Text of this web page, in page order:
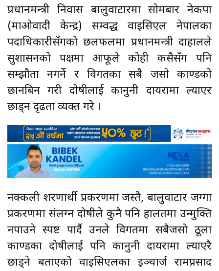
प्रधानमन्त्री निवास बालुवाटारमा सोमबार नेकपा
(माओवादी केन्द्र) सम्वद्ध वाइसिएल नेपालका
पदाधिकारीसँगको छलफलमा प्रधानमन्त्री दाहालले
सुशासनको पक्षमा आफूले कोही कसैसँग पनि
सम्झौता नगर्ने र विगतका सबै जसो काण्डको
छानबिन गरी दोषीलाई कानुनी दायरामा ल्याएर
छाड्न दृढता व्यक्त गरे ।
नक्कली शरणार्थी प्रकरणमा जस्तै, बालुवाटार जग्गा
प्रकरणमा संलग्न दोषीले कुनै पनि हालतमा उन्मुक्ति
नपाउने स्पष्ट पार्दै उनले विगतमा सबैजसो ठूला
काण्डका दोषीलाई पनि कानुनी दायरामा ल्याएरै
छाड्ने बताएको वाइसिएलका इञ्चार्ज रामप्रसाद